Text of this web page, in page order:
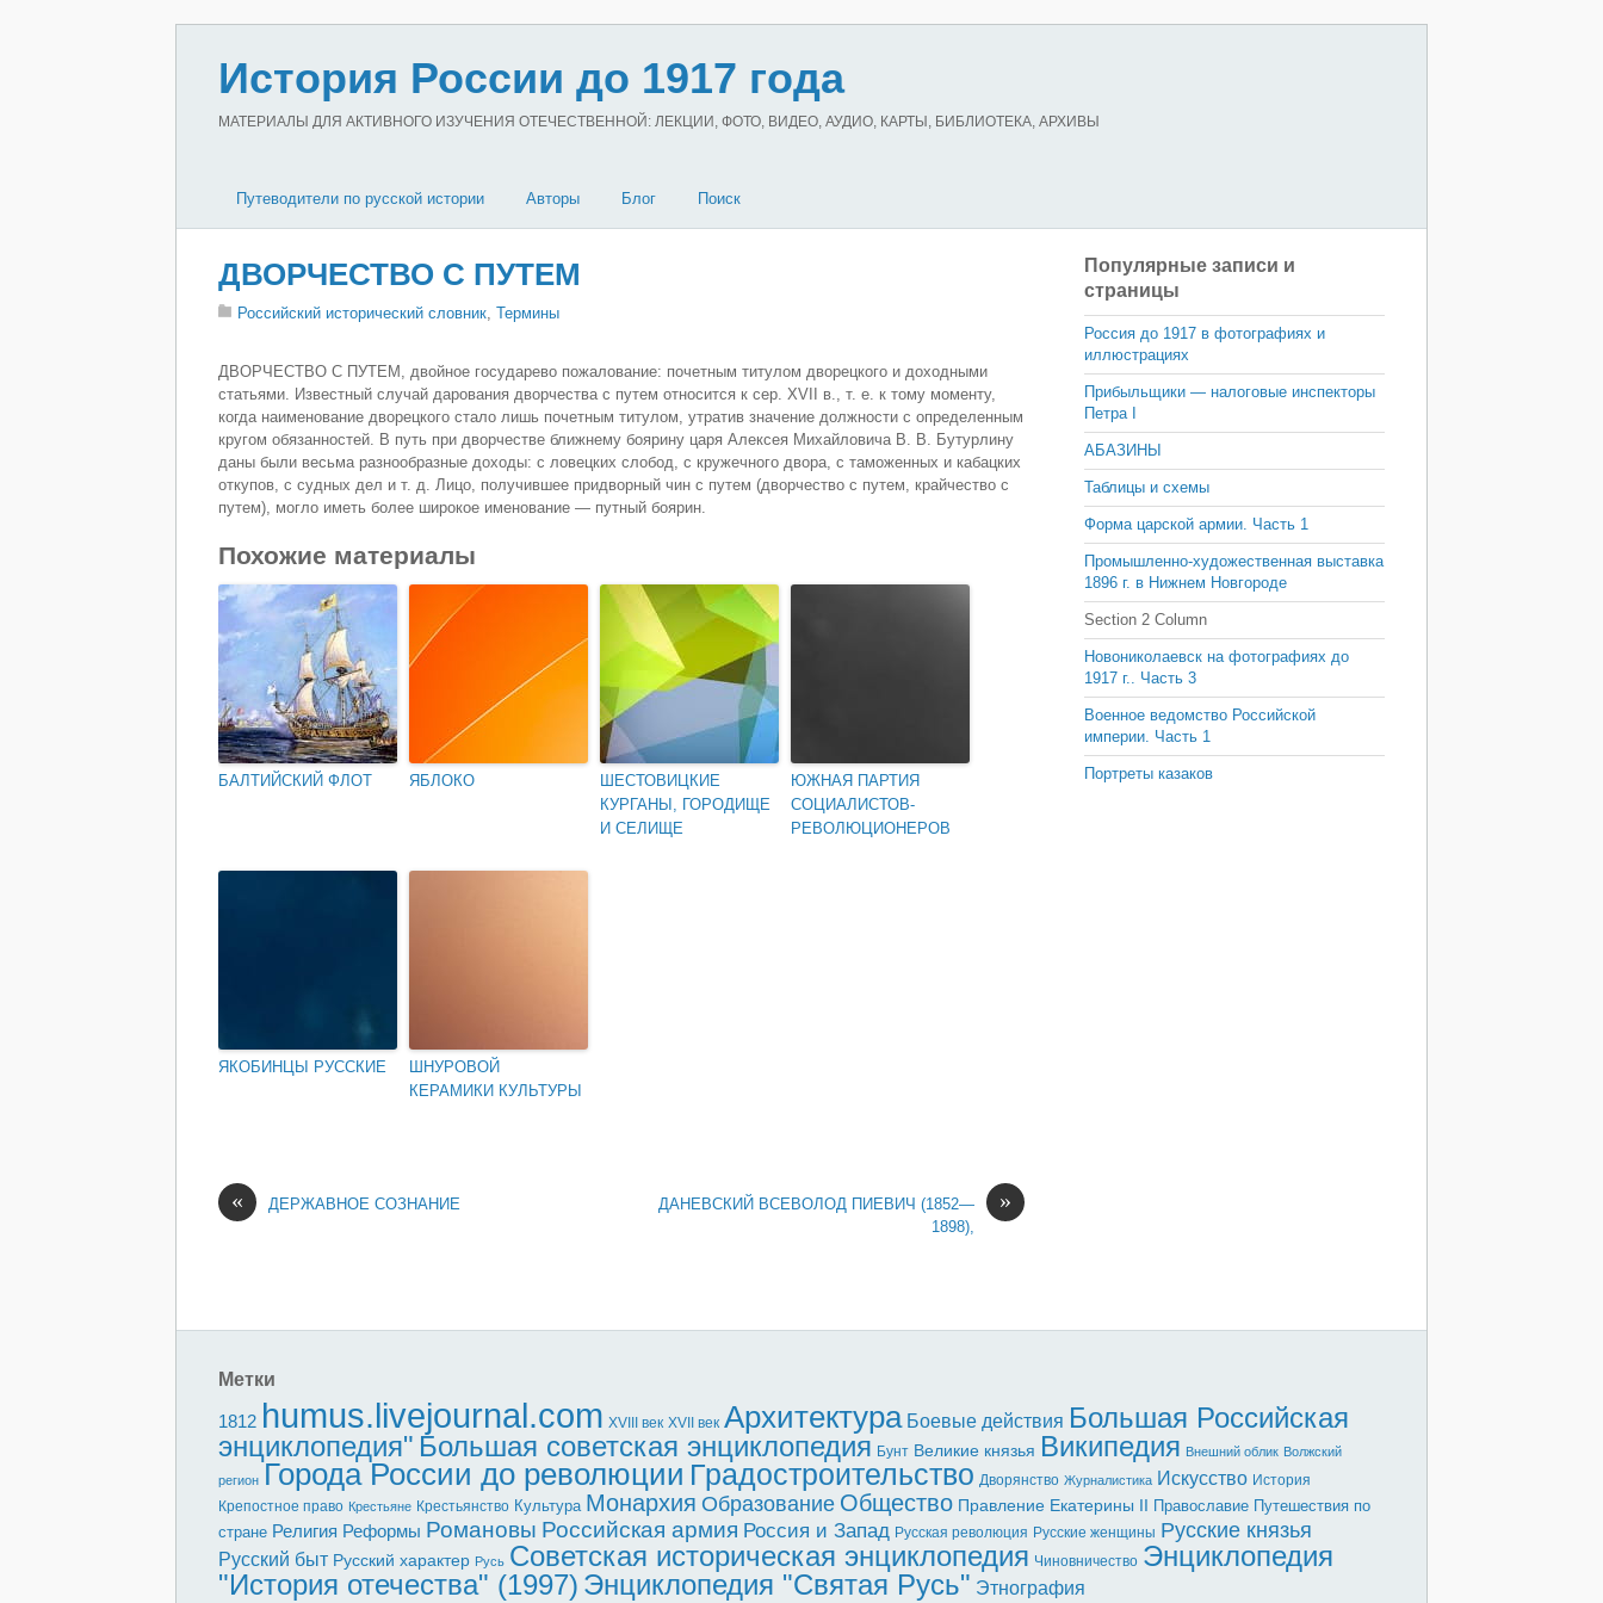
История России до 1917 года
МАТЕРИАЛЫ ДЛЯ АКТИВНОГО ИЗУЧЕНИЯ ОТЕЧЕСТВЕННОЙ: ЛЕКЦИИ, ФОТО, ВИДЕО, АУДИО, КАРТЫ, БИБЛИОТЕКА, АРХИВЫ
Путеводители по русской истории Авторы Блог Поиск
ДВОРЧЕСТВО С ПУТЕМ
Российский исторический словник, Термины
ДВОРЧЕСТВО С ПУТЕМ, двойное государево пожалование: почетным титулом дворецкого и доходными
статьями. Известный случай дарования дворчества с путем относится к сер. XVII в., т. е. к тому моменту,
когда наименование дворецкого стало лишь почетным титулом, утратив значение должности с определенным
кругом обязанностей. В путь при дворчестве ближнему боярину царя Алексея Михайловича В. В. Бутурлину
даны были весьма разнообразные доходы: с ловецких слобод, с кружечного двора, с таможенных и кабацких
откупов, с судных дел и т. д. Лицо, получившее придворный чин с путем (дворчество с путем, крайчество с
путем), могло иметь более широкое именование — путный боярин.
Похожие материалы
БАЛТИЙСКИЙ ФЛОТ ЯБЛОКО
ШЕСТОВИЦКИЕ
КУРГАНЫ, ГОРОДИЩЕ
И СЕЛИЩЕ
ЮЖНАЯ ПАРТИЯ
СОЦИАЛИСТОВ-
РЕВОЛЮЦИОНЕРОВ
ЯКОБИНЦЫ РУССКИЕ
ШНУРОВОЙ
КЕРАМИКИ КУЛЬТУРЫ
« ДЕРЖАВНОЕ СОЗНАНИЕ »
ДАНЕВСКИЙ ВСЕВОЛОД ПИЕВИЧ (1852—
1898),
Популярные записи и
страницы
Россия до 1917 в фотографиях и
иллюстрациях
Прибыльщики — налоговые инспекторы
Петра I
АБАЗИНЫ
Таблицы и схемы
Форма царской армии. Часть 1
Промышленно-художественная выставка
1896 г. в Нижнем Новгороде
Section 2 Column
Новониколаевск на фотографиях до
1917 г.. Часть 3
Военное ведомство Российской
империи. Часть 1
Портреты казаков
Метки
1812 humus.livejournal.com XVIII век XVII век Архитектура Боевые действия Большая Российская
энциклопедия" Большая советская энциклопедия Бунт Великие князья Википедия Внешний облик Волжский
регион Города России до революции Градостроительство Дворянство Журналистика Искусство История
Крепостное право Крестьяне Крестьянство Культура Монархия Образование Общество Правление Екатерины II Православие Путешествия по
стране Религия Реформы Романовы Российская армия Россия и Запад Русская революция Русские женщины Русские князья
Русский быт Русский характер Русь Советская историческая энциклопедия Чиновничество Энциклопедия
"История отечества" (1997) Энциклопедия "Святая Русь" Этнография